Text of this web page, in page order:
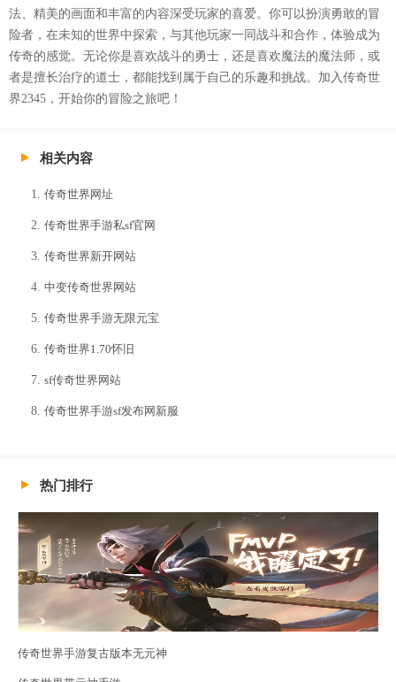
法、精美的画面和丰富的内容深受玩家的喜爱。你可以扮演勇敢的冒
险者，在未知的世界中探索，与其他玩家一同战斗和合作，体验成为
传奇的感觉。无论你是喜欢战斗的勇士，还是喜欢魔法的魔法师，或
者是擅长治疗的道士，都能找到属于自己的乐趣和挑战。加入传奇世
界2345，开始你的冒险之旅吧！
相关内容
传奇世界网址
传奇世界手游私sf官网
传奇世界新开网站
中变传奇世界网站
传奇世界手游无限元宝
传奇世界1.70怀旧
sf传奇世界网站
传奇世界手游sf发布网新服
热门排行
传奇世界手游复古版本无元神